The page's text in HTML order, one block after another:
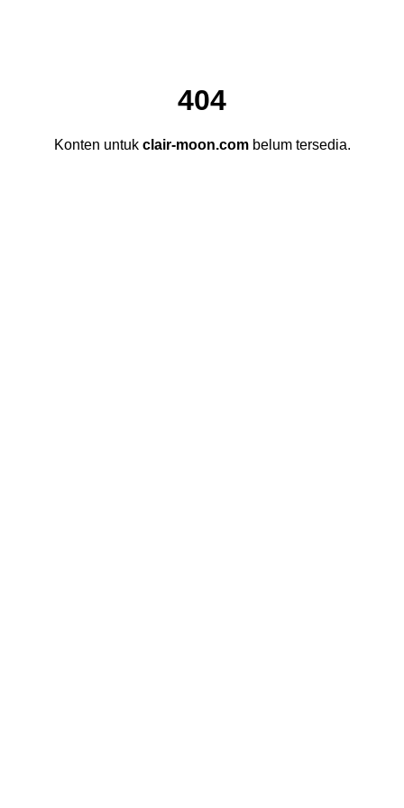
404
Konten untuk clair-moon.combelum tersedia.